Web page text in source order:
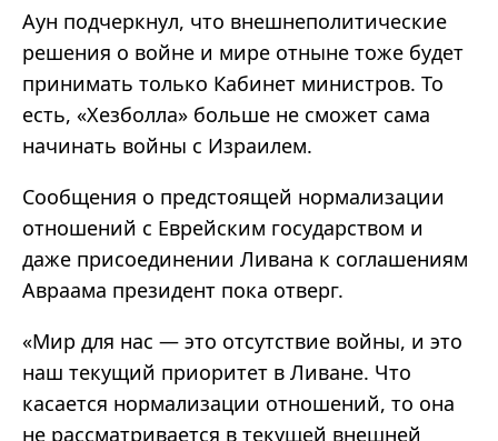
Аун подчеркнул, что внешнеполитические
решения о войне и мире отныне тоже будет
принимать только Кабинет министров. То
есть, «Хезболла» больше не сможет сама
начинать войны с Израилем.
Сообщения о предстоящей нормализации
отношений с Еврейским государством и
даже присоединении Ливана к соглашениям
Авраама президент пока отверг.
«Мир для нас — это отсутствие войны, и это
наш текущий приоритет в Ливане. Что
касается нормализации отношений, то она
не рассматривается в текущей внешней